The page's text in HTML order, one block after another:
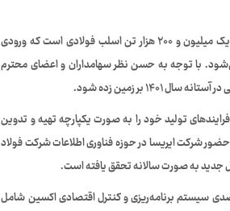
بر اساس سند چشم‌انداز طرح فولادسازی، ظرفیت تولید این واحد به صورت سالانه رقمی حدود یک میلیون و ۲۰۰ هزار تن اسلب فولادی است که ورودی
با توجه به حسن نظر سهامداران و اعضای محترم
بر زمین زده شود.
تولید خود را به صورت یکپارچه تهیه و تدوین
شرکت ایریسا در حوزه فناوری اطلاعات شرکت فولاد
جدید به صورت سالانه تحقق یافته است.
علاوه بر راه‌اندازی پروژه پیشبرد سیستم ارتباط با تامین‌کنندگان، به‌روزرسانی ۷۰ درصدی سیستم برنامه‌ریزی و کنترل اقتصادی اکسین شامل